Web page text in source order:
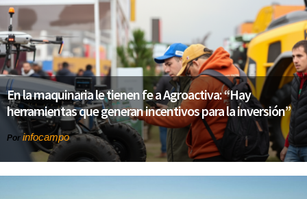
En la maquinaria le tienen fe a Agroactiva: “Hay
herramientas que generan incentivos para la inversión”
Por infocampo